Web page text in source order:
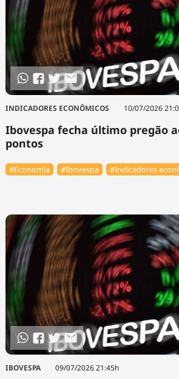
INDICADORES ECONÔMICOS 10/07/2026
Ibovespa fecha último pregão
pontos
#Economia #Ibovespa #Indicadores
IBOVESPA 09/07/2026 21:45h